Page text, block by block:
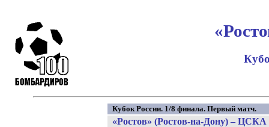
Кубок России. 1/8 финала. Первый матч.
«Ростов» (Ростов-на-Дону) –